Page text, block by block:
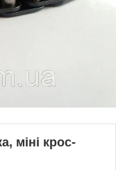
міні крос-